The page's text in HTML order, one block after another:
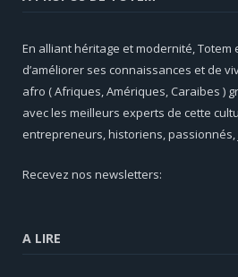
En alliant héritage et modernité, Totem
d’améliorer ses connaissances et de
afro ( Afriques, Amériques, Caraibes )
avec les meilleurs experts de cette
entrepreneurs, historiens,
Recevez nos newsletters:
A LIRE